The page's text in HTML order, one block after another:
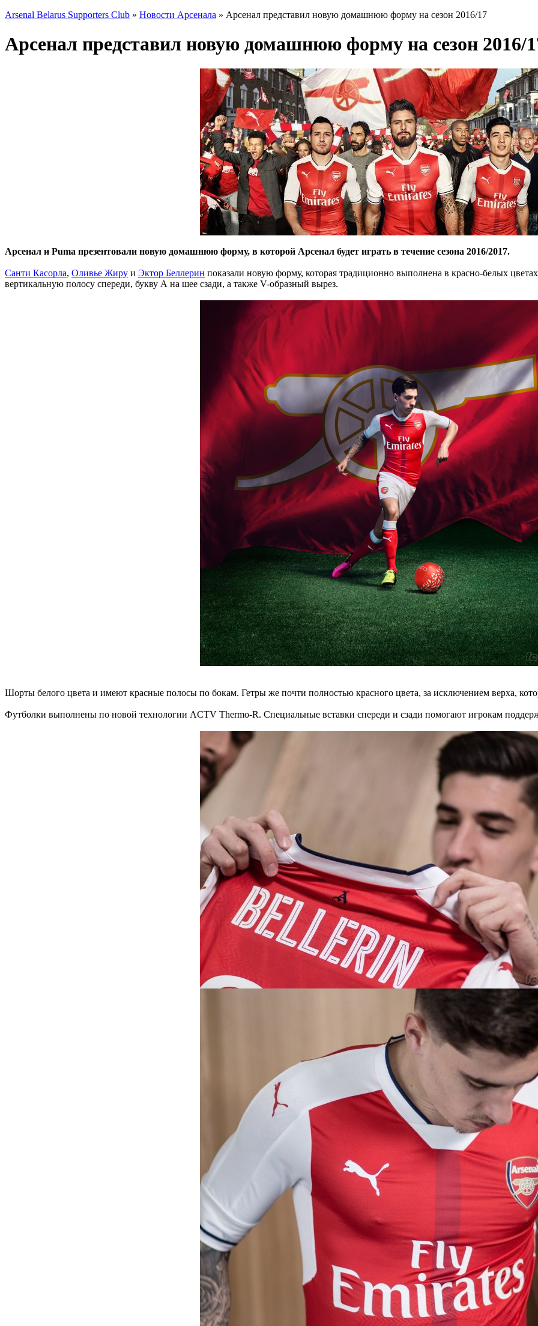
Arsenal Belarus Supporters Club » Новости Арсенала » Арсенал представил новую домашнюю форму на сезон 2016/17
Арсенал представил новую домашнюю форму на сезон 2016/
Арсенал и Puma презентовали новую домашнюю форму, в которой Арсенал будет играть в течение сезона 2016/2017.
Санти Касорла, Оливье Жиру и Эктор Беллерин показали новую форму, которая традиционно выполнена в красно-белых
вертикальную полосу спереди, букву А на шее сзади, а также V-образный вырез.
Шорты белого цвета и имеют красные полосы по бокам. Гетры же почти полностью красного цвета, за исключением верха,
Футболки выполнены по новой технологии ACTV Thermo-R. Специальные вставки спереди и сзади помогают игрокам